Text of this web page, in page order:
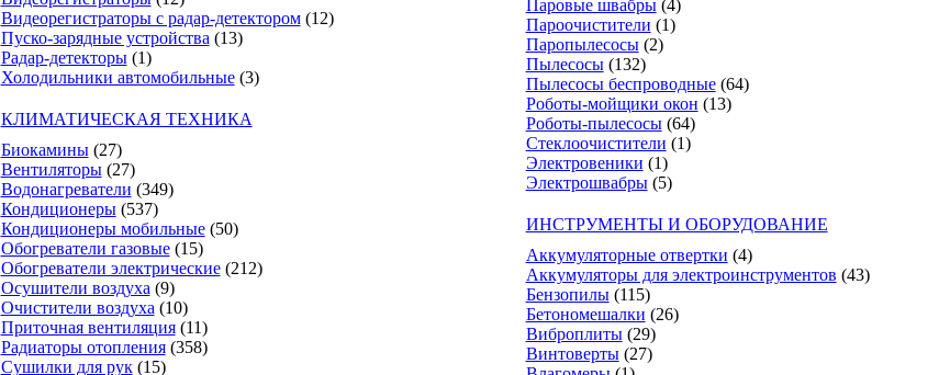
Видеорегистраторы с радар-детектором (12)
Пуско-зарядные устройства (13)
Радар-детекторы (1)
Холодильники автомобильные (3)
КЛИМАТИЧЕСКАЯ ТЕХНИКА
Биокамины (27)
Вентиляторы (27)
Водонагреватели (349)
Кондиционеры (537)
Кондиционеры мобильные (50)
Обогреватели газовые (15)
Обогреватели электрические (212)
Осушители воздуха (9)
Очистители воздуха (10)
Приточная вентиляция (11)
Радиаторы отопления (358)
Сушилки для рук (15)
Паровые швабры (4)
Пароочистители (1)
Паропылесосы (2)
Пылесосы (132)
Пылесосы беспроводные (64)
Роботы-мойщики окон (13)
Роботы-пылесосы (64)
Стеклоочистители (1)
Электровеники (1)
Электрошвабры (5)
ИНСТРУМЕНТЫ И ОБОРУДОВАНИЕ
Аккумуляторные отвертки (4)
Аккумуляторы для электроинструментов (43)
Бензопилы (115)
Бетономешалки (26)
Виброплиты (29)
Винтоверты (27)